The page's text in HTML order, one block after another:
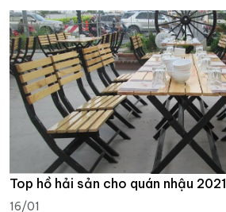
Top hồ hải sản cho quán nhậu 2021
16/01